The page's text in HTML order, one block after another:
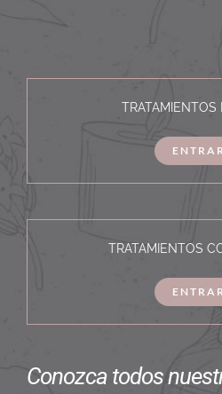
TRATAMIENTOS
TRATAMIENTOS
Conozca todos